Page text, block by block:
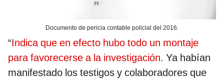
Documento de pericia contable policial del 2016.
“Indica que en efecto hubo todo un montaje
para favorecerse a la investigación. Ya habían
manifestado los testigos y colaboradores que